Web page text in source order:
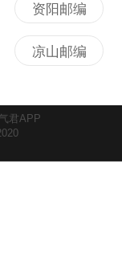
资阳邮编
凉山邮编
君APP